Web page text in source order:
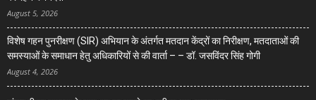
August 5, 2026
विशेष गहन पुनरीक्षण (SIR) अभियान के अंतर्गत मतदान केंद्रों का निरीक्षण, मतदाताओं की
समस्याओं के समाधान हेतु अधिकारियों से की वार्ता – – डॉ. जसविंदर सिंह गोगी
August 4, 2026